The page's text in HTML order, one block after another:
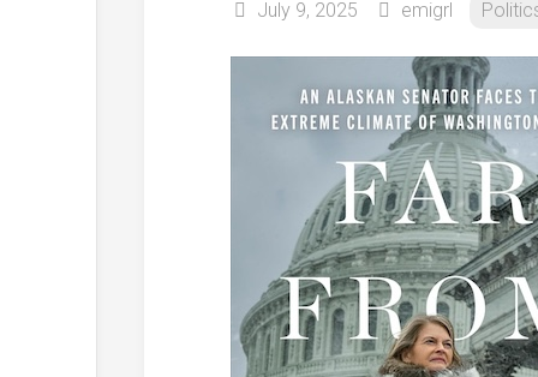
July 9, 2025 emigrl